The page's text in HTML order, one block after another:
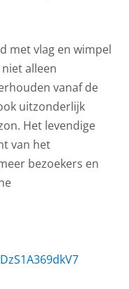
met vlag en wimpel
alleen
vanaf de
uitzonderlijk
Het levendige
van het
bezoekers en